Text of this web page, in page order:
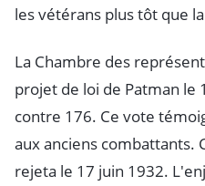
les vétérans plus tôt que
La Chambre des
projet de loi de Patman le
contre 176. Ce vote
aux anciens combattants.
rejeta le 17 juin 1932.